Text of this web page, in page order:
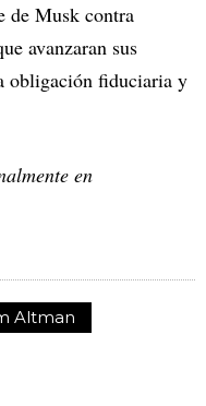
de Musk contra
avanzaran sus
obligación fiduciaria y
en
Altman